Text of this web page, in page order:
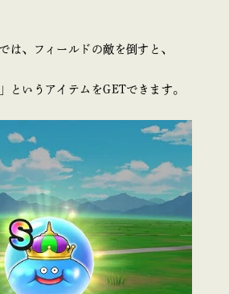
は、フィールドの敵を倒すと、
というアイテムをGETできます。